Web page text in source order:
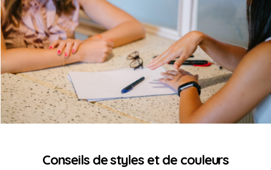
Conseils de styles et de couleurs